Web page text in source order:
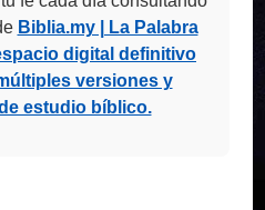
Biblia.my | La Palabra
digital definitivo
versiones y
estudio bíblico.